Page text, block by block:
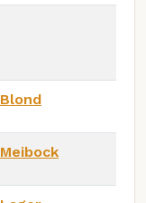
Blond
Meibock